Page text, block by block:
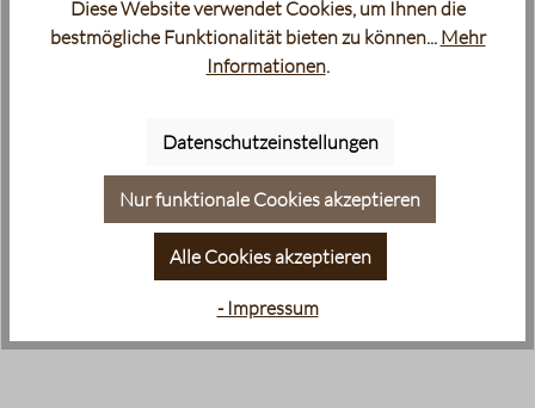
Diese Website verwendet Cookies, um Ihnen die
bestmögliche Funktionalität bieten zu können... Mehr
Informationen.
Datenschutzeinstellungen
Nur funktionale Cookies akzeptieren
Alle Cookies akzeptieren
- Impressum